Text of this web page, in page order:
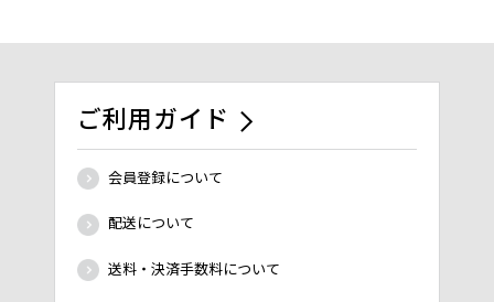
ご利用ガイド
会員登録について
配送について
送料・決済手数料について